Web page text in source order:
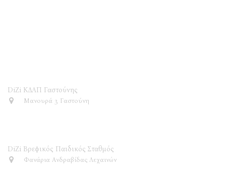
DiZi ΚΔΑΠ Γαστούνης
Μανουρά 3 Γαστούνη
DiZi Βρεφικός Παιδικός Σταθμός
Φανάρια Ανδραβίδας Λεχαινών